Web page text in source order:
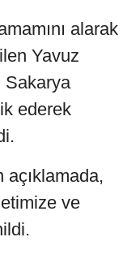
alarak
Yavuz
Sakarya
ederek
açıklamada,
ve